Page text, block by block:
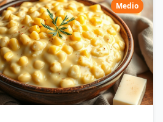
Medio